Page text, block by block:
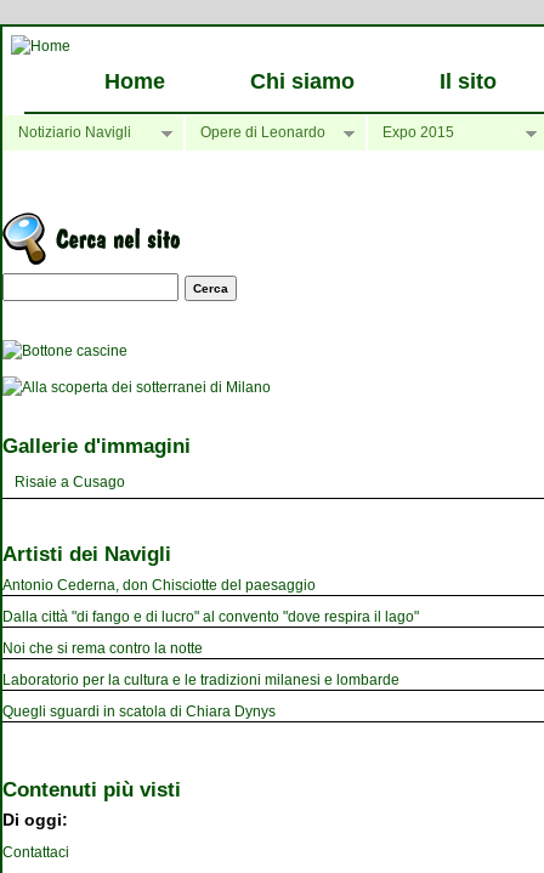
Home Chi siamo Il sito
Notiziario Navigli Opere di Leonardo Expo 2015
Maschera di ricerca
Gallerie d'immagini
Risaie a Cusago
Artisti dei Navigli
Antonio Cederna, don Chisciotte del paesaggio
Dalla città "di fango e di lucro" al convento "dove respira il lago"
Noi che si rema contro la notte
Laboratorio per la cultura e le tradizioni milanesi e lombarde
Quegli sguardi in scatola di Chiara Dynys
Contenuti più visti
Di oggi:
Contattaci